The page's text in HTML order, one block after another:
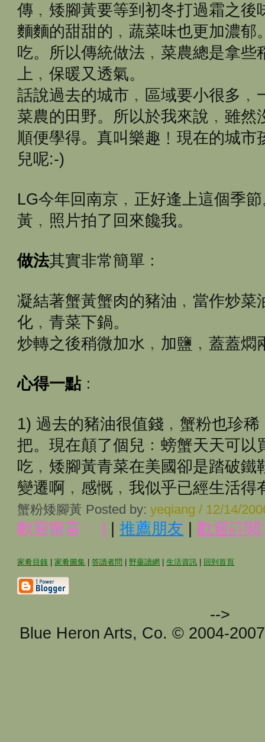
傳﹐矮腳黃要等到初冬打過霜之後
麵麵的甜甜的﹐蔬菜味也更加濃郁
吃。所以傳統做法﹐菜農總是拿些
上﹐保暖又透氣。
話說過去的城市﹐區域要小很多﹐
菜農的田野。所以於我來說﹐雖然
順便學得。真叫樂趣﹗現在的城市
兒呢:-)
LG今年回南京﹐正好逢上這個季
黃﹐照片拍了回來饞我。
做法其實非常簡單﹕
凝結著蟹黃蟹肉的豬油﹐當作炒菜
化﹐青菜下鍋。
炒轉之後稍微加水﹐加鹽﹐蓋蓋燜
心得一點﹕
1) 過去的豬油很值錢﹐蟹粉也珍
把。現在顛了個兒﹕螃蟹天天可以
吃﹐矮腳黃青菜在美國卻是踏破鐵
變遷啊﹐感慨﹐我似乎已經生活得
蟹粉矮腳黃 Posted by:yeqiang / 12/14/
歡迎留言﹕ | |推薦朋友 |歡迎訂閱
家肴目錄 |家肴圖集 |答讀者問 野薔讀網 |生活資訊 回到首頁
-->
Blue Heron Arts, Co. © 2004-